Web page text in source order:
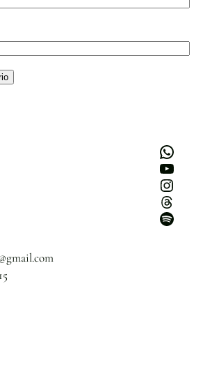
WhatsApp
Youtube
Instagram
Threads
Spotify